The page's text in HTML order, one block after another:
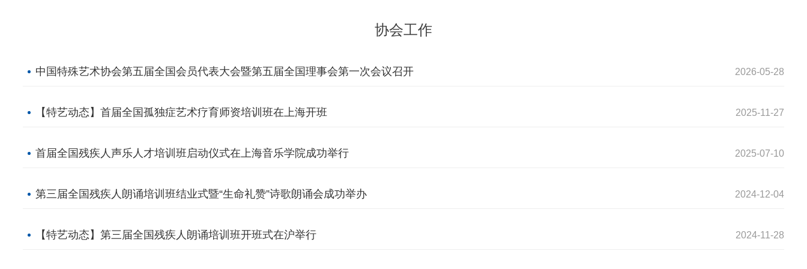
协会工作
中国特殊艺术协会第五届全国会员代表大会暨第五届全国理事会第一次会议召开 2026-05-28
【特艺动态】首届全国孤独症艺术疗育师资培训班在上海开班 2025-11-27
首届全国残疾人声乐人才培训班启动仪式在上海音乐学院成功举行 2025-07-10
第三届全国残疾人朗诵培训班结业式暨“生命礼赞”诗歌朗诵会成功举办 2024-12-04
【特艺动态】第三届全国残疾人朗诵培训班开班式在沪举行 2024-11-28